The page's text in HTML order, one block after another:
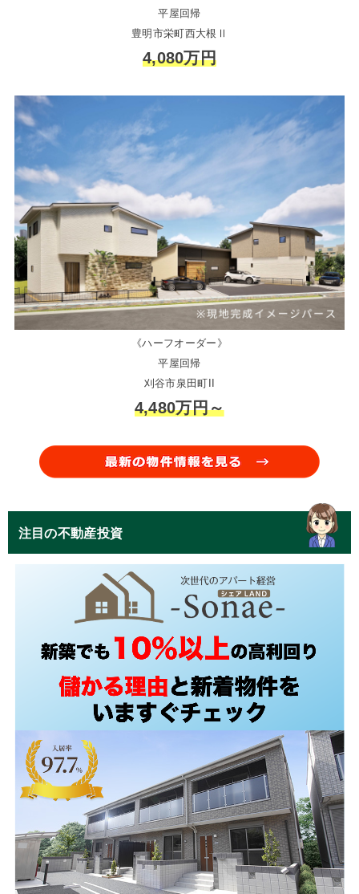
平屋回帰
豊明市栄町西大根Ⅱ
4,080万円
《ハーフオーダー》
平屋回帰
刈谷市泉田町II
4,480万円～
注目の不動産投資